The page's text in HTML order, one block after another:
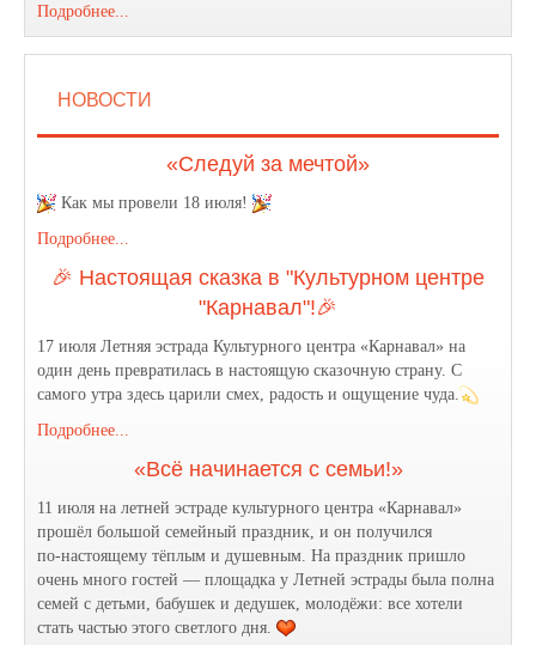
Подробнее...
НОВОСТИ
«Следуй за мечтой»
Как мы провели 18 июля!
Подробнее...
🎉 Настоящая сказка в "Культурном центре
"Карнавал"!🎉
17 июля Летняя эстрада Культурного центра «Карнавал» на
один день превратилась в настоящую сказочную страну. С
самого утра здесь царили смех, радость и ощущение чуда.
Подробнее...
«Всё начинается с семьи!»
11 июля на летней эстраде культурного центра «Карнавал»
прошёл большой семейный праздник, и он получился
по‑настоящему тёплым и душевным. На праздник пришло
очень много гостей — площадка у Летней эстрады была полна
семей с детьми, бабушек и дедушек, молодёжи: все хотели
стать частью этого светлого дня.